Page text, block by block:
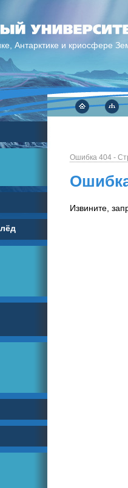
Антарктике и криосфере
Ошибка 404 -
Извините,